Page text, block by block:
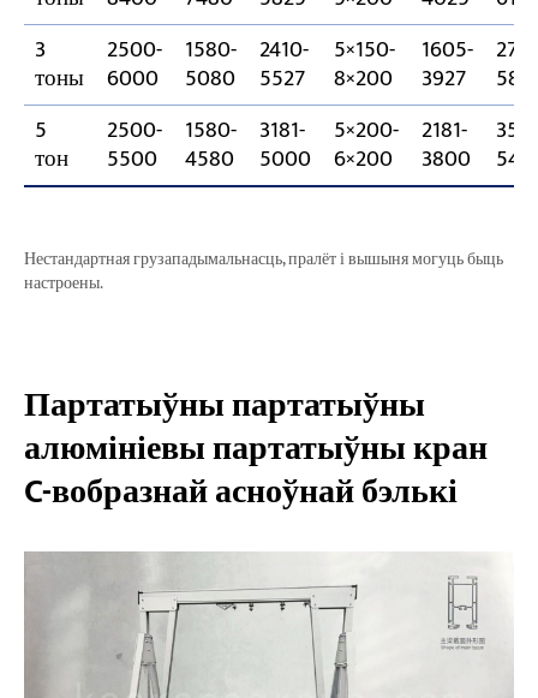
3
тоны
2500-
6000
1580-
5080
2410-
5527
5×150-
8×200
1605-
3927
5
тон
2500-
5500
1580-
4580
3181-
5000
5×200-
6×200
2181-
3800
Нестандартная грузападымальнасць, пралёт і вышыня могуць быць
настроены.
Партатыўны партатыўны
алюмініевы партатыўны кран
C-вобразнай асноўнай бэлькі